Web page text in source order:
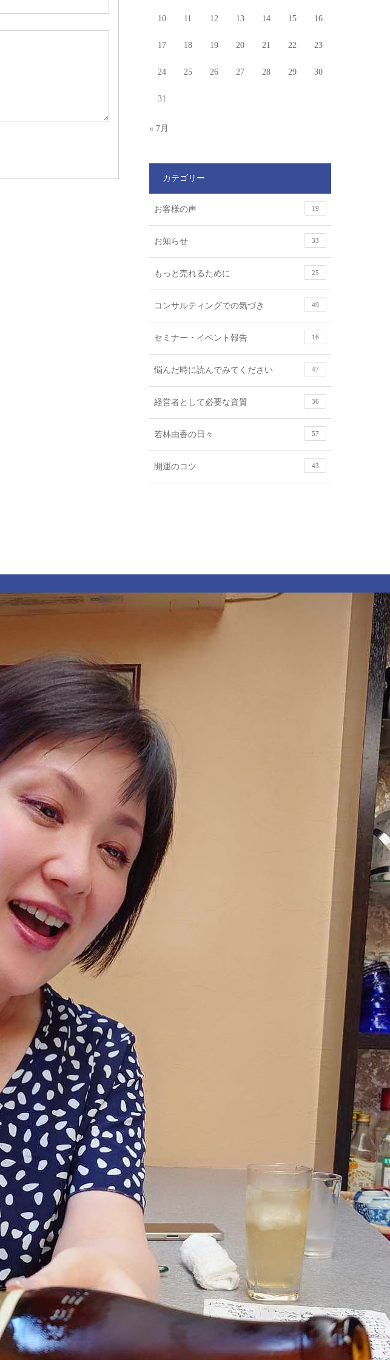
10 11 12 13 14 15 16
17 18 19 20 21 22 23
24 25 26 27 28 29 30
31
« 7月
カテゴリー
お客様の声 19
お知らせ 33
もっと売れるために 25
コンサルティングでの気づき 49
セミナー・イベント報告 16
悩んだ時に読んでみてください 47
経営者として必要な資質 36
若林由香の日々 57
開運のコツ 43